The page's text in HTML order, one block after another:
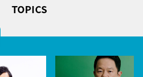
TOPICS